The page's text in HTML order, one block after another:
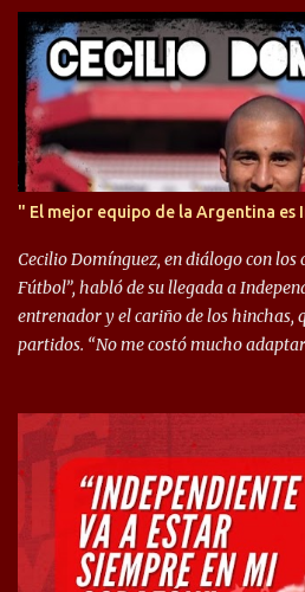
s
" El mejor equipo de la Argentina es
Cecilio Domínguez, en diálogo con los
Fútbol”, habló de su llegada a
entrenador y el cariño de los hinchas,
partidos. “No me costó mucho
llegué a un Independiente que juega
mucho. Me favorece por la forma de
ayudó a que me adapte”. “Me siento
gusta mucho jugar de 9, y juego sin
también. Jugar de 9 y de extremo por
me gusta jugar por fuera, porque